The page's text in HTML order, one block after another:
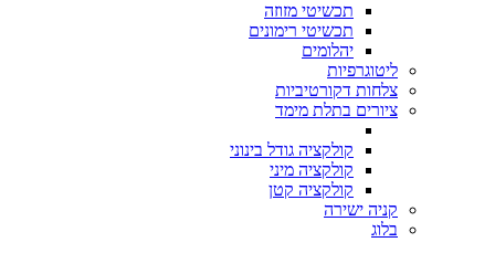
תכשיטי מזוזה
תכשיטי רימונים
יהלומים
ליטוגרפיות
צלחות דקורטיביות
ציורים בתלת מימד
קולקציה גודל בינוני
קולקציה מיני
קולקציה קטן
קניה ישירה
בלוג